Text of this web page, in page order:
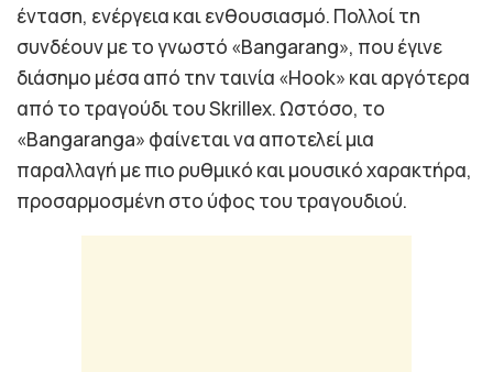
ένταση, ενέργεια και ενθουσιασμό. Πολλοί τη
συνδέουν με το γνωστό «Bangarang», που έγινε
διάσημο μέσα από την ταινία «Hook» και αργότερα
από το τραγούδι του Skrillex. Ωστόσο, το
«Bangaranga» φαίνεται να αποτελεί μια
παραλλαγή με πιο ρυθμικό και μουσικό χαρακτήρα,
προσαρμοσμένη στο ύφος του τραγουδιού.